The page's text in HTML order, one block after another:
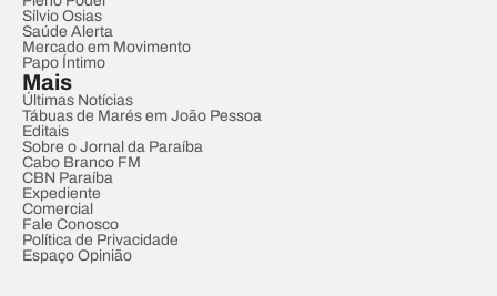
Sílvio Osias
Saúde Alerta
Mercado em Movimento
Papo Íntimo
Mais
Últimas Notícias
Tábuas de Marés em João Pessoa
Editais
Sobre o Jornal da Paraíba
Cabo Branco FM
CBN Paraíba
Expediente
Comercial
Fale Conosco
Política de Privacidade
Espaço Opinião